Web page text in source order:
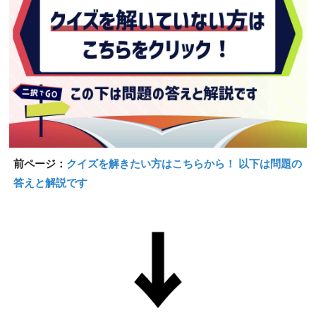
前ページ： クイズを解きたい方はこちらから！ 以下は問題の
答えと解説です